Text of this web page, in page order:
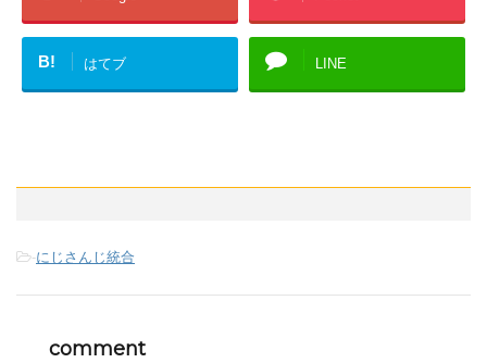
B! はてブ LINE
-にじさんじ統合
comment